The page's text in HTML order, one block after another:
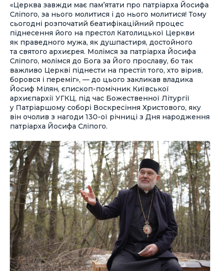
«Церква завжди має пам’ятати про патріарха Йосифа
Сліпого, за нього молитися і до нього молитися! Тому
сьогодні розпочатий беатифікаційний процес
піднесення його на престол Католицької Церкви
як праведного мужа, як душпастиря, достойного
та святого архиєрея. Молімся за патріарха Йосифа
Сліпого, молімся до Бога за Його прославу, бо так
важливо Церкві піднести на престіл того, хто вірив,
боровся і переміг», — до цього закликав владика
Йосиф Мілян, єпископ-помічник Київської
архиєпархії УГКЦ, під час Божественної Літургії
у Патріаршому соборі Воскресіння Христового, яку
він очолив з нагоди 130-ої річниці з Дня народження
патріарха Йосифа Сліпого.